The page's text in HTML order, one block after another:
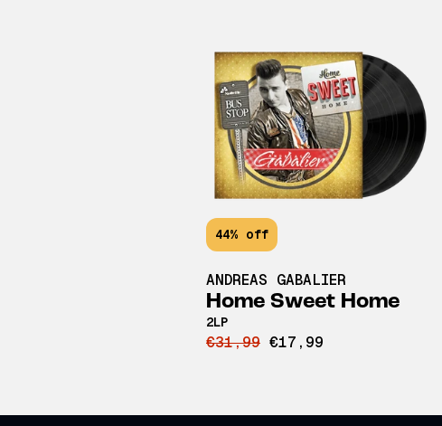
44% off
ANDREAS GABALIER
Home Sweet Home
2LP
€31,99 €17,99